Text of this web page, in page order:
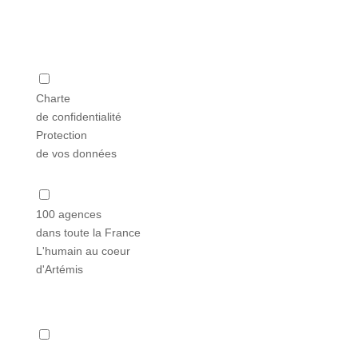
Charte
de confidentialité
Protection
de vos données
100 agences
dans toute la France
L'humain au coeur
d'Artémis